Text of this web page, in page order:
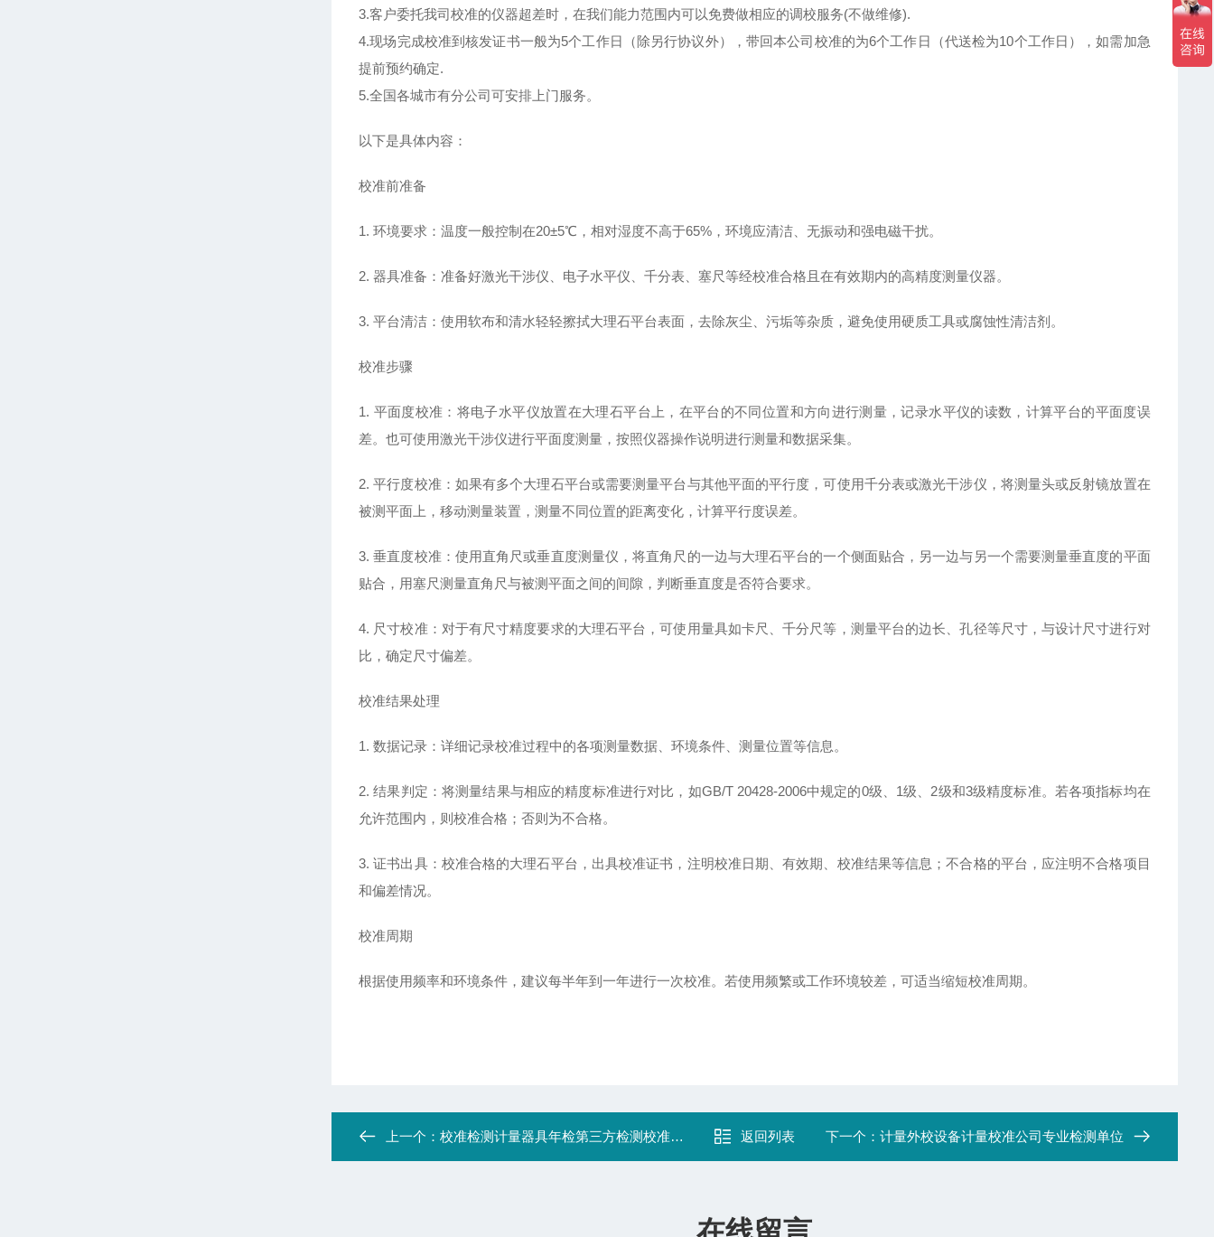
3.客户委托我司校准的仪器超差时，在我们能力范围内可以免费做相应的调校服务(不做维修).
4.现场完成校准到核发证书一般为5个工作日（除另行协议外），带回本公司校准的为6个工作日（代送检为10个工作日），如需加急
提前预约确定.
5.全国各城市有分公司可安排上门服务。
以下是具体内容：
校准前准备
1. 环境要求：温度一般控制在20±5℃，相对湿度不高于65%，环境应清洁、无振动和强电磁干扰。
2. 器具准备：准备好激光干涉仪、电子水平仪、千分表、塞尺等经校准合格且在有效期内的高精度测量仪器。
3. 平台清洁：使用软布和清水轻轻擦拭大理石平台表面，去除灰尘、污垢等杂质，避免使用硬质工具或腐蚀性清洁剂。
校准步骤
1. 平面度校准：将电子水平仪放置在大理石平台上，在平台的不同位置和方向进行测量，记录水平仪的读数，计算平台的平面度误
差。也可使用激光干涉仪进行平面度测量，按照仪器操作说明进行测量和数据采集。
2. 平行度校准：如果有多个大理石平台或需要测量平台与其他平面的平行度，可使用千分表或激光干涉仪，将测量头或反射镜放置在
被测平面上，移动测量装置，测量不同位置的距离变化，计算平行度误差。
3. 垂直度校准：使用直角尺或垂直度测量仪，将直角尺的一边与大理石平台的一个侧面贴合，另一边与另一个需要测量垂直度的平面
贴合，用塞尺测量直角尺与被测平面之间的间隙，判断垂直度是否符合要求。
4. 尺寸校准：对于有尺寸精度要求的大理石平台，可使用量具如卡尺、千分尺等，测量平台的边长、孔径等尺寸，与设计尺寸进行对
比，确定尺寸偏差。
校准结果处理
1. 数据记录：详细记录校准过程中的各项测量数据、环境条件、测量位置等信息。
2. 结果判定：将测量结果与相应的精度标准进行对比，如GB/T 20428-2006中规定的0级、1级、2级和3级精度标准。若各项指标均在
允许范围内，则校准合格；否则为不合格。
3. 证书出具：校准合格的大理石平台，出具校准证书，注明校准日期、有效期、校准结果等信息；不合格的平台，应注明不合格项目
和偏差情况。
校准周期
根据使用频率和环境条件，建议每半年到一年进行一次校准。若使用频繁或工作环境较差，可适当缩短校准周期。
上一个：校准检测计量器具年检第三方检测校准机构, 返回列表 下一个： 计量外校设备计量校准公司专业检测单位